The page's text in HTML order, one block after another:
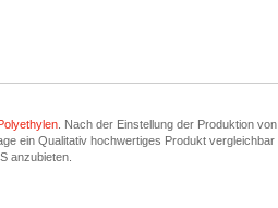
. Nach der Einstellung der Produktion von
ein Qualitativ hochwertiges Produkt vergleichbar
anzubieten.